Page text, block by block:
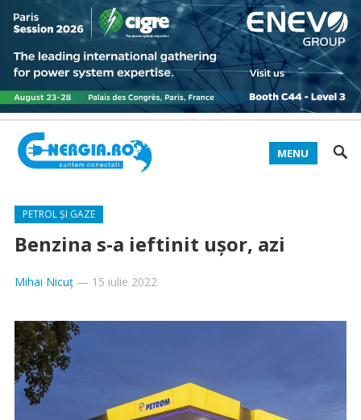
MENU
PETROL ȘI GAZE
Benzina s-a ieftinit ușor, azi
Mihai Nicuț— 15 iulie 2022